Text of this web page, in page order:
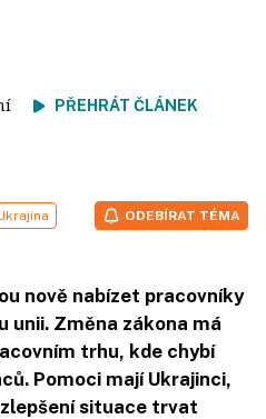
PŘEHRÁT ČLÁNEK
ODEBÍRAT TÉMA
nově nabízet pracovníky
unii. Změna zákona má
trhu, kde chybí
Pomoci mají Ukrajinci,
situace trvat